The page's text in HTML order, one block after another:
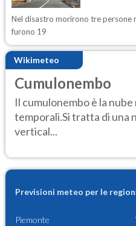
Nel disastro morirono tre persone
furono 19
Wikimeteo
Cumulonembo
Il cumulonembo è la
temporali.Si tratta di una
vertical...
Previsioni meteo per le
Piemonte